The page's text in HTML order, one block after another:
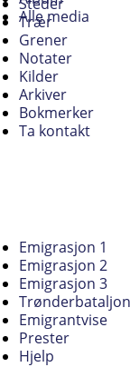
Alle media
Trær
Grener
Notater
Kilder
Arkiver
Bokmerker
Ta kontakt
Emigrasjon 1
Emigrasjon 2
Emigrasjon 3
Emigrantvise
Prester
Hjelp